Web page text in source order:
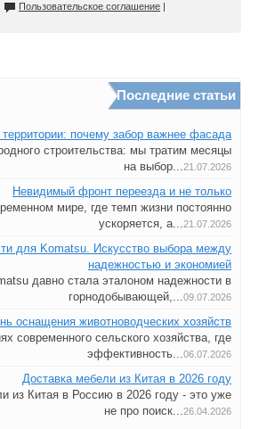
Пользовательское соглашение |
Последние статьи
почему забор важнее фасада
строительства: мы тратим месяцы
на выбор...21.07.2026
Невидимый фронт переезда и не только
мире, где темп жизни постоянно
ускоряется, а...21.07.2026
для Komatsu. Искусство выбора между
надежностью и экономией
давно стала эталоном надежности в
горнодобывающей,...09.07.2026
оснащения животноводческих хозяйств
современного сельского хозяйства, где
эффективность...06.07.2026
Доставка мебели из Китая в 2026 году
из Китая в Россию в 2026 году - это уже
не про поиск...26.04.2026